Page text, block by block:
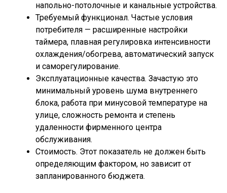
напольно-потолочные и канальные устройства.
Требуемый функционал. Частые условия
потребителя — расширенные настройки
таймера, плавная регулировка интенсивности
охлаждения/обогрева, автоматический запуск
и саморегулирование.
Эксплуатационные качества. Зачастую это
минимальный уровень шума внутреннего
блока, работа при минусовой температуре на
улице, сложность ремонта и степень
удаленности фирменного центра
обслуживания.
Стоимость. Этот показатель не должен быть
определяющим фактором, но зависит от
запланированного бюджета.